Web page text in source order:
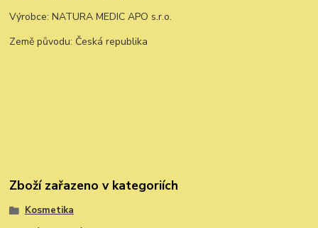
Výrobce: NATURA MEDIC APO s.r.o.
Země původu: Česká republika
Zboží zařazeno v kategoriích
Kosmetika